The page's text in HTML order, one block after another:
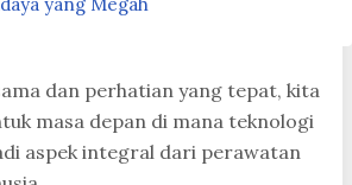
dan perhatian yang tepat, kita
masa depan di mana teknologi
aspek integral dari perawatan